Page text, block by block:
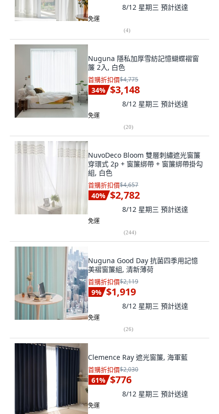
8/12 星期三 預計送達
免運
(4)
Nuguna 隱私加厚雪紡記憶蝴蝶褶窗
簾 2入, 白色
首購折扣價$4,775
34% $3,148
8/12 星期三 預計送達
免運
(20)
NuvoDeco Bloom 雙層刺繡遮光窗簾
穿環式 2p + 窗簾綁帶 + 窗簾綁帶掛勾
組, 白色
首購折扣價$4,657
40% $2,782
8/12 星期三 預計送達
免運
(244)
Nuguna Good Day 抗菌四季用記憶
美褶窗簾組, 清新薄荷
首購折扣價$2,119
9% $1,919
8/12 星期三 預計送達
免運
(26)
Clemence Ray 遮光窗簾, 海軍藍
首購折扣價$2,030
61% $776
8/12 星期三 預計送達
免運